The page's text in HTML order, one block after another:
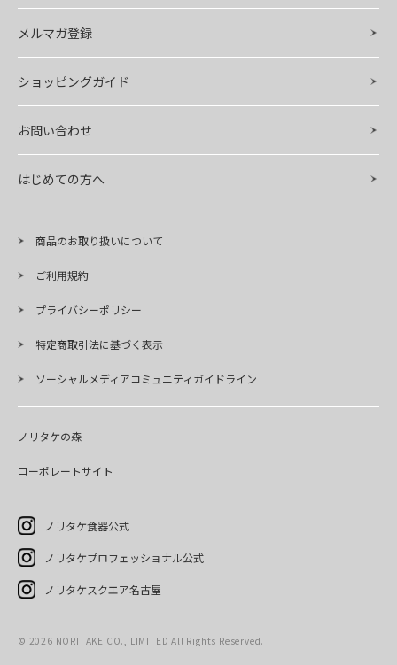
メルマガ登録
ショッピングガイド
お問い合わせ
はじめての方へ
商品のお取り扱いについて
ご利用規約
プライバシーポリシー
特定商取引法に基づく表示
ソーシャルメディアコミュニティガイドライン
ノリタケの森
コーポレートサイト
ノリタケ食器公式
ノリタケプロフェッショナル公式
ノリタケスクエア名古屋
© 2026 NORITAKE CO., LIMITED All Rights Reserved.